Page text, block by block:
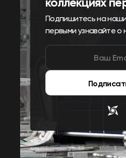
Подпишитесь на
первыми узнавайте о